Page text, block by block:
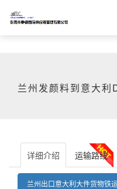
兰州发颜料到意大利
详细介绍 运输路线
兰州出口意大利大件货物铁